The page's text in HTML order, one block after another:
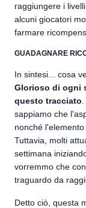
raggiungere i
alcuni giocatori
farmare
GUADAGNARE
In sintesi... cosa
Glorioso di ogni
questo tracciato
sappiamo che
nonché
Tuttavia, molti
settimana
vorremmo che
traguardo da
Detto ciò, questa